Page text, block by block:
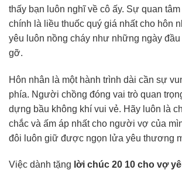
thấy bạn luôn nghĩ về cô ấy. Sự quan
chính là liều thuốc quý giá nhất cho hôn
yêu luôn nồng cháy như những ngày
gỡ.
Hôn nhân là một hành trình dài cần sự
phía. Người chồng đóng vai trò quan
dựng bầu không khí vui vẻ. Hãy luôn là
chắc và ấm áp nhất cho người vợ của
đôi luôn giữ được ngọn lửa yêu thương
Việc dành tặng lời chúc 20 10 cho vợ